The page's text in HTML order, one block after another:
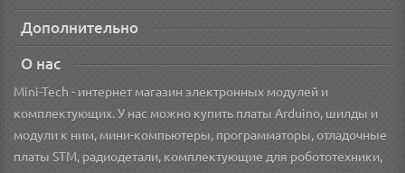
Дополнительно
О нас
Mini-Tech - интернет магазин электронных модулей и
комплектующих. У нас можно купить платы Arduino, шилды и
модули к ним, мини-компьютеры, программаторы, отладочные
платы STM, радиодетали, комплектующие для робототехники,